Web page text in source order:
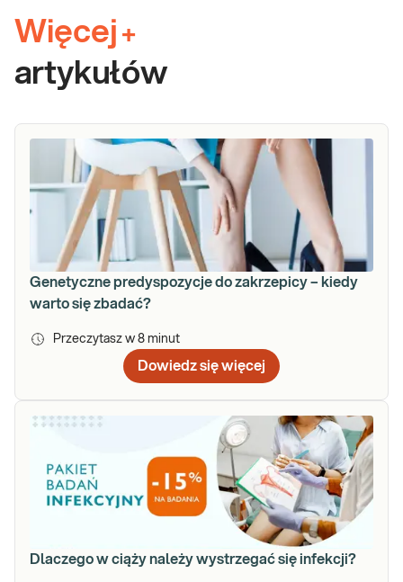
Więcej +
artykułów
Genetyczne predyspozycje do zakrzepicy – kiedy
warto się zbadać?
Przeczytasz w 8 minut
Dowiedz się więcej
Dlaczego w ciąży należy wystrzegać się infekcji?